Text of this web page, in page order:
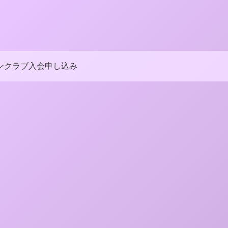
クラブ入会申し込み